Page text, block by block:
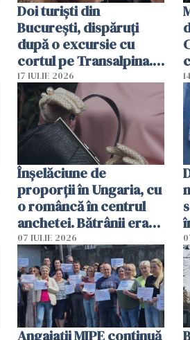
Doi turiști din
București, dispăruți
după o excursie cu
cortul pe Transalpina.
Poliția și familia îi caută
17 IULIE 2026
Înșelăciune de
proporții în Ungaria, cu
o româncă în centrul
anchetei. Bătrânii erau
puși să lase la poartă
genți cu aur și bani
07 IULIE 2026
Angajaţii MIPE continuă